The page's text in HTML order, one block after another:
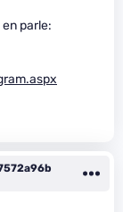
parle: